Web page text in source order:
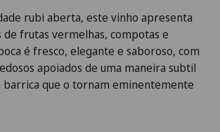
rubi aberta, este vinho apresenta
de frutas vermelhas, compotas e
é fresco, elegante e saboroso, com
apoiados de uma maneira subtil
barrica que o tornam eminentemente